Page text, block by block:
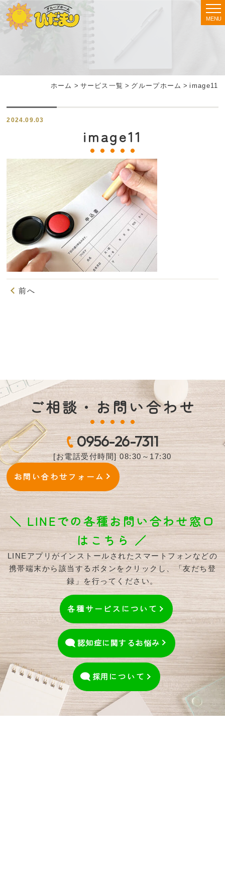
MENU
ホーム > サービス一覧 > グループホーム >image11
2024.09.03
image11
前へ
ご相談・お問い合わせ
0956-26-7311
[お電話受付時間] 08:30～17:30
お問い合わせフォーム
＼ LINEでの各種お問い合わせ窓口
はこちら ／
LINEアプリがインストールされたスマートフォンなどの
携帯端末から該当するボタンをクリックし、「友だち登
録」を行ってください。
各種サービスについて
認知症に関するお悩み
採用 について